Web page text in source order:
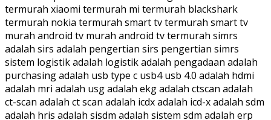
termurah xiaomi termurah mi termurah blackshark
termurah nokia termurah smart tv termurah smart tv
murah android tv murah android tv termurah simrs
adalah sirs adalah pengertian sirs pengertian simrs
sistem logistik adalah logistik adalah pengadaan adalah
purchasing adalah usb type c usb4 usb 4.0 adalah hdmi
adalah mri adalah usg adalah ekg adalah ctscan adalah
ct-scan adalah ct scan adalah icdx adalah icd-x adalah sdm
adalah hris adalah sisdm adalah sistem sdm adalah erp